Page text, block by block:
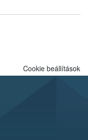
jártas szakértőt.
Cookie beállítások